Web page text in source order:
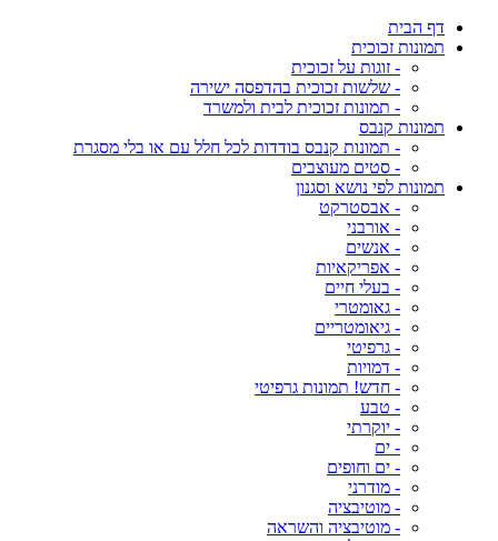
דף הבית
תמונות זכוכית
- זוגות על זכוכית
- שלשות זכוכית בהדפסה ישירה
- תמונות זכוכית לבית ולמשרד
תמונות קנבס
- תמונות קנבס בודדות לכל חלל עם או בלי מסגרת
- סטים מעוצבים
תמונות לפי נושא וסגנון
- אבסטרקט
- אורבני
- אנשים
- אפריקאיות
- בעלי חיים
- גאומטרי
- גיאומטריים
- גרפיטי
- דמויות
- חדש! תמונות גרפיטי
- טבע
- יוקרתי
- ים
- ים וחופים
- מודרני
- מוטיבציה
- מוטיבציה והשראה